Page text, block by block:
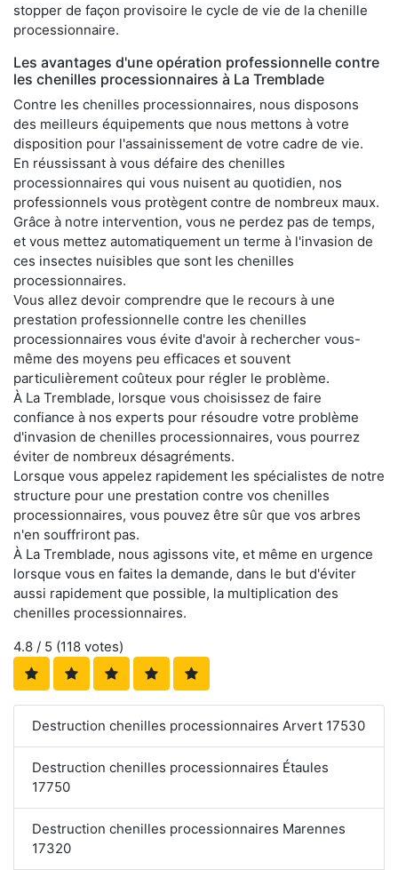
stopper de façon provisoire le cycle de vie de la chenille
processionnaire.
Les avantages d'une opération professionnelle contre
les chenilles processionnaires à La Tremblade
Contre les chenilles processionnaires, nous disposons
des meilleurs équipements que nous mettons à votre
disposition pour l'assainissement de votre cadre de vie.
En réussissant à vous défaire des chenilles
processionnaires qui vous nuisent au quotidien, nos
professionnels vous protègent contre de nombreux maux.
Grâce à notre intervention, vous ne perdez pas de temps,
et vous mettez automatiquement un terme à l'invasion de
ces insectes nuisibles que sont les chenilles
processionnaires.
Vous allez devoir comprendre que le recours à une
prestation professionnelle contre les chenilles
processionnaires vous évite d'avoir à rechercher vous-
même des moyens peu efficaces et souvent
particulièrement coûteux pour régler le problème.
À La Tremblade, lorsque vous choisissez de faire
confiance à nos experts pour résoudre votre problème
d'invasion de chenilles processionnaires, vous pourrez
éviter de nombreux désagréments.
Lorsque vous appelez rapidement les spécialistes de notre
structure pour une prestation contre vos chenilles
processionnaires, vous pouvez être sûr que vos arbres
n'en souffriront pas.
À La Tremblade, nous agissons vite, et même en urgence
lorsque vous en faites la demande, dans le but d'éviter
aussi rapidement que possible, la multiplication des
chenilles processionnaires.
4.8 / 5 (118 votes)
Destruction chenilles processionnaires Arvert 17530
Destruction chenilles processionnaires Étaules
17750
Destruction chenilles processionnaires Marennes
17320